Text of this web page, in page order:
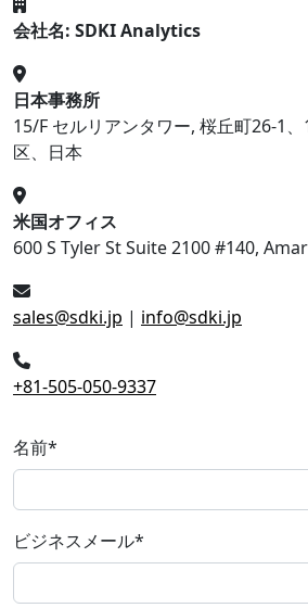
会社名: SDKI Analytics
日本事務所
15/F セルリアンタワー, 桜丘町26-1
区、日本
米国オフィス
600 S Tyler St Suite 2100 #140,
sales@sdki.jp | info@sdki.jp
+81-505-050-9337
名前*
ビジネスメール*